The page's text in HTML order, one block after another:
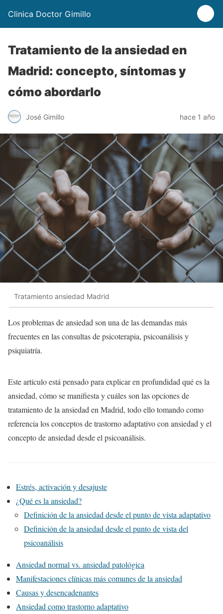
Clinica Doctor Gimillo
Tratamiento de la ansiedad en
Madrid: concepto, síntomas y
cómo abordarlo
José Gimillo hace 1 año
Tratamiento ansiedad Madrid
Los problemas de ansiedad son una de las demandas más
frecuentes en las consultas de psicoterapia, psicoanálisis y
psiquiatría.
Este artículo está pensado para explicar en profundidad qué es la
ansiedad, cómo se manifiesta y cuáles son las opciones de
tratamiento de la ansiedad en Madrid, todo ello tomando como
referencia los conceptos de trastorno adaptativo con ansiedad y el
concepto de ansiedad desde el psicoanálisis.
Estrés, activación y desajuste
¿Qué es la ansiedad?
Definición de la ansiedad desde el punto de vista adaptativo
Definición de la ansiedad desde el punto de vista del
psicoanálisis
Ansiedad normal vs. ansiedad patológica
Manifestaciones clínicas más comunes de la ansiedad
Causas y desencadenantes
Ansiedad como trastorno adaptativo